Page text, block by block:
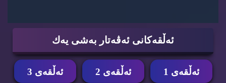
ئه‌ڵقه‌كانی ئه‌ڤه‌تار به‌شی یه‌ك
ئه‌ڵقه‌ی 1 ئه‌ڵقه‌ی 2 ئه‌ڵقه‌ی 3